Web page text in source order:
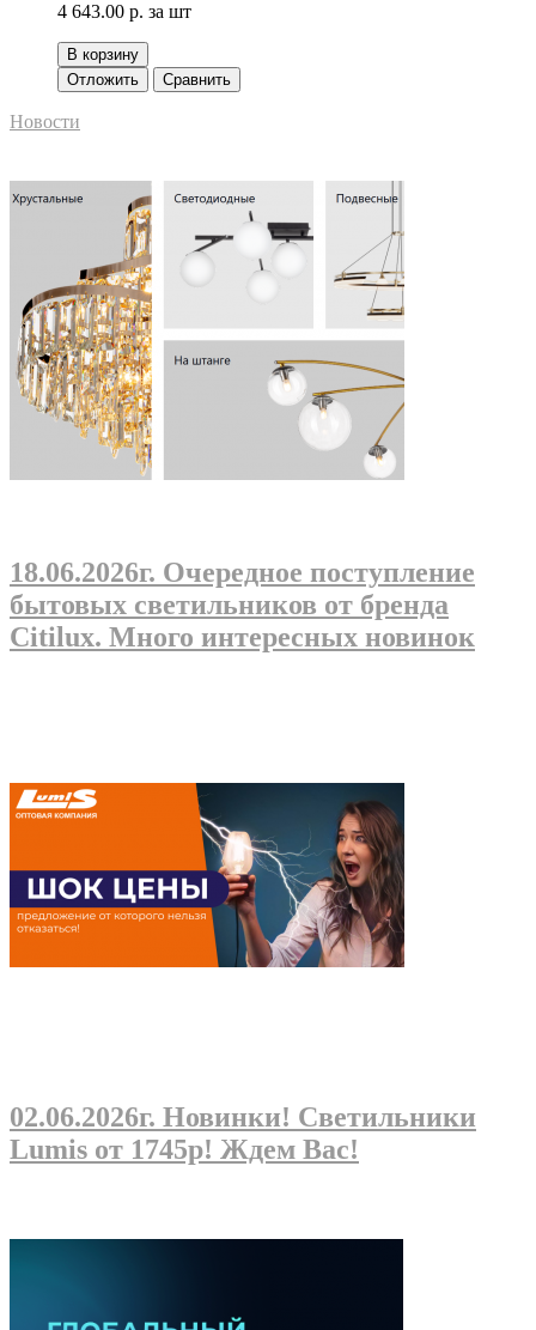
4 643.00 р. за шт
В корзину
Отложить
Сравнить
Новости
18.06.2026г. Очередное поступление
бытовых светильников от бренда
Citilux. Много интересных новинок
02.06.2026г. Новинки! Светильники
Lumis от 1745р! Ждем Вас!